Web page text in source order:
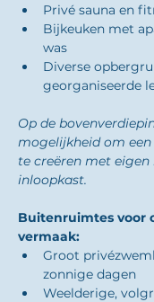
Privé sauna en
Bijkeuken met
was
Diverse
georganiseerde
Op de
mogelijkheid om
te creëren met
inloopkast.
Buitenruimtes voor
vermaak:
Groot
zonnige dagen
Weelderige,